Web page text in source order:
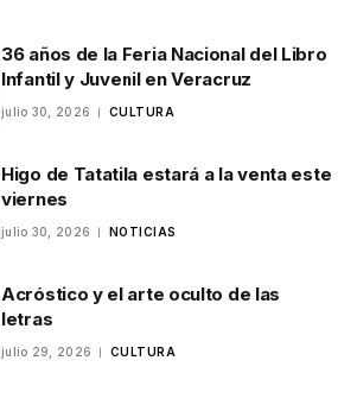
36 años de la Feria Nacional del Libro
Infantil y Juvenil en Veracruz
julio 30, 2026 CULTURA
Higo de Tatatila estará a la venta este
viernes
julio 30, 2026 NOTICIAS
Acróstico y el arte oculto de las
letras
julio 29, 2026 CULTURA